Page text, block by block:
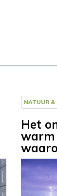
NATUUR &
Het
warm